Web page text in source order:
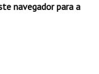
navegador para a